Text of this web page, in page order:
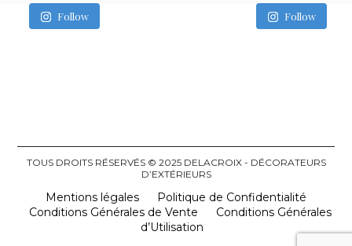
Follow Follow
TOUS DROITS RÉSERVÉS © 2025 DELACROIX - DÉCORATEURS
D’EXTÉRIEURS
Mentions légales
Politique de Confidentialité
Conditions Générales de Vente
Conditions Générales
d’Utilisation